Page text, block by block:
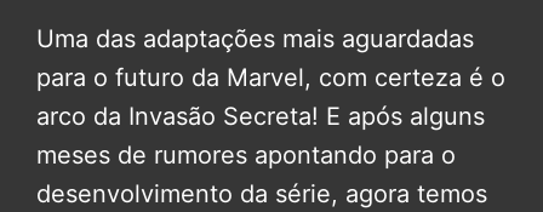
Uma das adaptações mais aguardadas
para o futuro da Marvel, com certeza é o
arco da Invasão Secreta! E após alguns
meses de rumores apontando para o
desenvolvimento da série, agora temos